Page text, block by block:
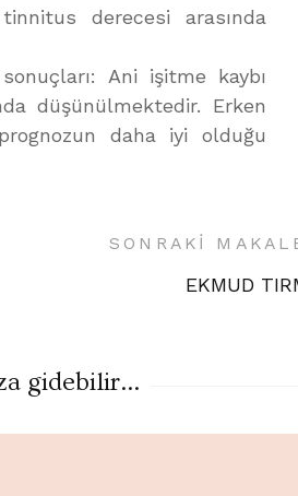
derecesi arasında
Ani işitme kaybı
düşünülmektedir. Erken
daha iyi olduğu
SONRAKI
EKMUD
gidebilir...